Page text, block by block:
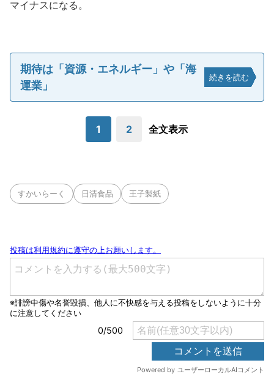
マイナスになる。
期待は「資源・エネルギー」や「海
運業」
続きを読む
1 2 全文表示
すかいらーく 日清食品 王子製紙